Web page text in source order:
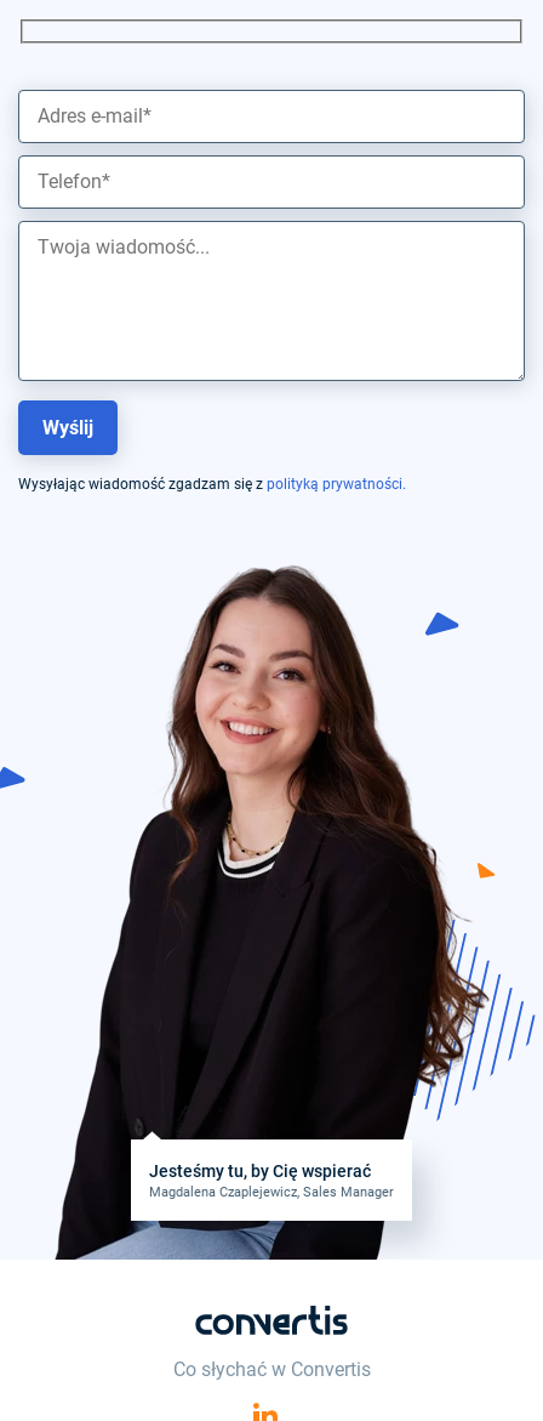
Wysyłając wiadomość zgadzam się z polityką prywatności.
Jesteśmy tu, by Cię wspierać
Magdalena Czaplejewicz, Sales Manager
Co słychać w Convertis